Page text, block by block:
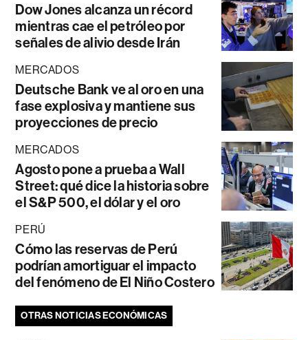
Dow Jones alcanza un récord
mientras cae el petróleo por
señales de alivio desde Irán
MERCADOS
Deutsche Bank ve al oro en una
fase explosiva y mantiene sus
proyecciones de precio
MERCADOS
Agosto pone a prueba a Wall
Street: qué dice la historia sobre
el S&P 500, el dólar y el oro
PERÚ
Cómo las reservas de Perú
podrían amortiguar el impacto
del fenómeno de El Niño Costero
OTRAS NOTICIAS ECONÓMICAS